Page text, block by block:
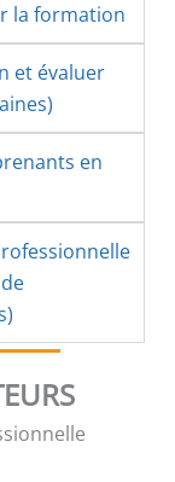
la formation
et évaluer
en